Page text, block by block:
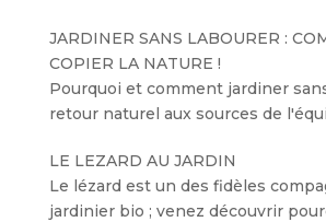
JARDINER SANS LABOURER :
COPIER LA NATURE !
Pourquoi et comment jardiner
retour naturel aux sources de
LE LEZARD AU JARDIN
Le lézard est un des fidèles
jardinier bio ; venez découvrir